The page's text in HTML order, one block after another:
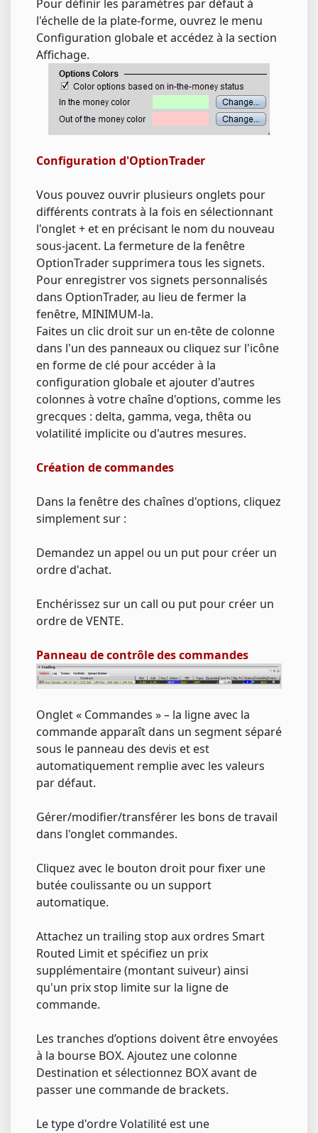
Pour définir les paramètres par défaut à
l'échelle de la plate-forme, ouvrez le menu
Configuration globale et accédez à la section
Affichage.
Configuration d'OptionTrader
Vous pouvez ouvrir plusieurs onglets pour
différents contrats à la fois en sélectionnant
l'onglet + et en précisant le nom du nouveau
sous-jacent. La fermeture de la fenêtre
OptionTrader supprimera tous les signets.
Pour enregistrer vos signets personnalisés
dans OptionTrader, au lieu de fermer la
fenêtre, MINIMUM-la.
Faites un clic droit sur un en-tête de colonne
dans l'un des panneaux ou cliquez sur l'icône
en forme de clé pour accéder à la
configuration globale et ajouter d'autres
colonnes à votre chaîne d'options, comme les
grecques : delta, gamma, vega, thêta ou
volatilité implicite ou d'autres mesures.
Création de commandes
Dans la fenêtre des chaînes d'options, cliquez
simplement sur :
Demandez un appel ou un put pour créer un
ordre d'achat.
Enchérissez sur un call ou put pour créer un
ordre de VENTE.
Panneau de contrôle des commandes
Onglet « Commandes » – la ligne avec la
commande apparaît dans un segment séparé
sous le panneau des devis et est
automatiquement remplie avec les valeurs
par défaut.
Gérer/modifier/transférer les bons de travail
dans l'onglet commandes.
Cliquez avec le bouton droit pour fixer une
butée coulissante ou un support
automatique.
Attachez un trailing stop aux ordres Smart
Routed Limit et spécifiez un prix
supplémentaire (montant suiveur) ainsi
qu'un prix stop limite sur la ligne de
commande.
Les tranches d’options doivent être envoyées
à la bourse BOX. Ajoutez une colonne
Destination et sélectionnez BOX avant de
passer une commande de brackets.
Le type d'ordre Volatilité est une